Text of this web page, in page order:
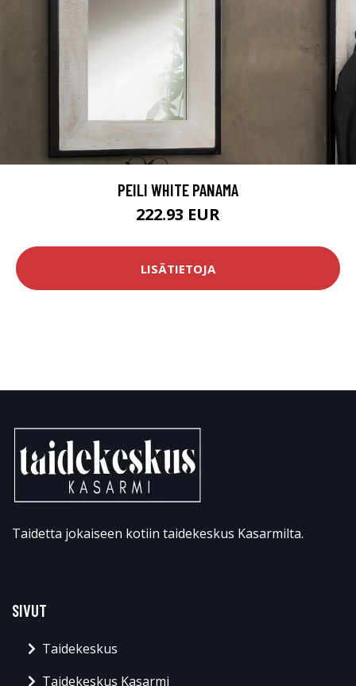
PEILI WHITE PANAMA
222.93 EUR
LISÄTIETOJA
Taidetta jokaiseen kotiin taidekeskus Kasarmilta.
SIVUT
Taidekeskus
Taidekeskus Kasarmi